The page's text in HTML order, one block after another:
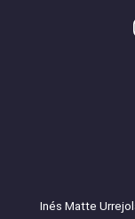
Inés Matte